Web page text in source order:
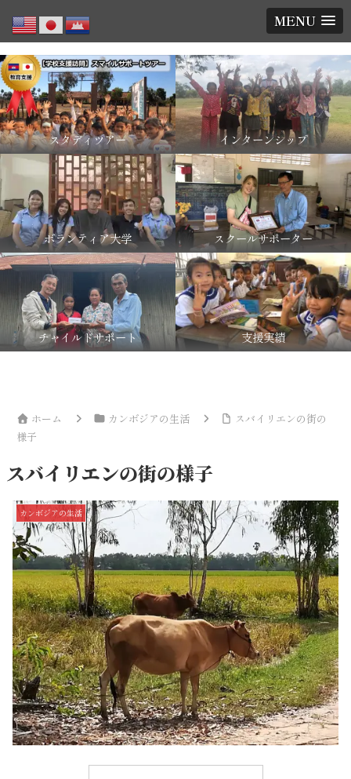
MENU
スタディツアー インターンシップ
ボランティア大学 スクールサポーター
チャイルドサポート 支援実績
ホーム カンボジアの生活
スバイリエンの街の
様子
スバイリエンの街の様子
カンボジアの生活